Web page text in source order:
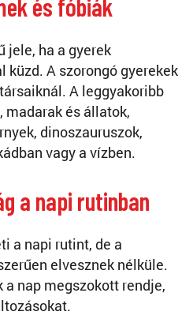
és fóbiák
jele, ha a gyerek
A szorongó gyerekek
A leggyakoribb
madarak és állatok,
dinoszauruszok,
vagy a vízben.
a napi rutinban
a napi rutint, de a
elvesznek nélküle.
nap megszokott rendje,